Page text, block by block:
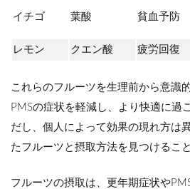
イチゴ 葉酸 貧血予防
レモン クエン酸 疲労回復
これらのフルーツを生理前から意識
PMSの症状を軽減し、より快適に過
だし、個人によって効果の現れ方は
たフルーツと摂取方法を見つけるこ
フルーツの摂取は、更年期症状や